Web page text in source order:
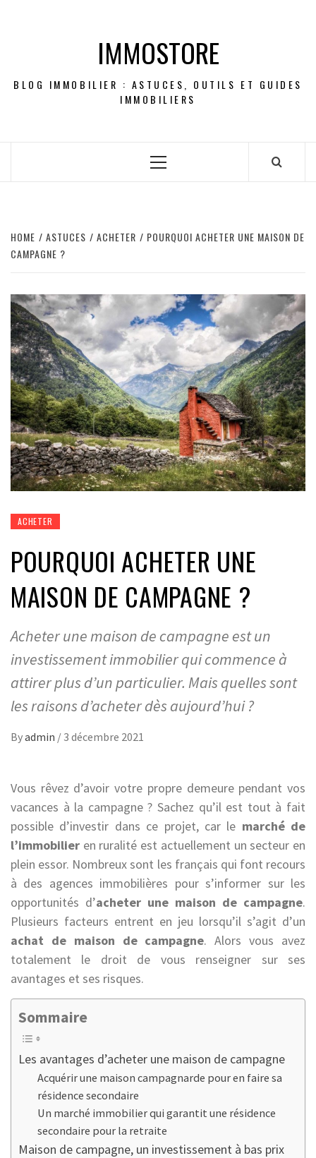
IMMOSTORE
BLOG IMMOBILIER : ASTUCES, OUTILS ET GUIDES
IMMOBILIERS
Primary
HOME ASTUCES ACHETER
POURQUOI ACHETER UNE MAISON DE
CAMPAGNE ?
ACHETER
POURQUOI ACHETER UNE
MAISON DE CAMPAGNE ?
Acheter une maison de campagne est un
investissement immobilier qui commence à
attirer plus d’un particulier. Mais quelles sont
les raisons d’acheter dès aujourd’hui ?
Byadmin / 3 décembre 2021
Vous rêvez d’avoir votre propre demeure pendant vos
vacances à la campagne ? Sachez qu’il est tout à fait
possible d’investir dans ce projet, car le marché de
l’immobilier en ruralité est actuellement un secteur en
plein essor. Nombreux sont les français qui font recours
à des agences immobilières pour s’informer sur les
opportunités d’acheter une maison de campagne.
Plusieurs facteurs entrent en jeu lorsqu’il s’agit d’un
achat de maison de campagne. Alors vous avez
totalement le droit de vous renseigner sur ses
avantages et ses risques.
Sommaire
Les avantages d’acheter une maison de campagne
Acquérir une maison campagnarde pour en faire sa
résidence secondaire
Un marché immobilier qui garantit une résidence
secondaire pour la retraite
Maison de campagne, un investissement à bas prix